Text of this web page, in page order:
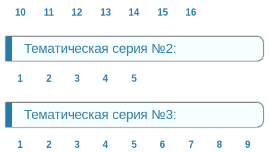
10 11 12 13 14 15 16
Тематическая серия №2:
1 2 3 4 5
Тематическая серия №3:
1 2 3 4 5 6 7 8 9